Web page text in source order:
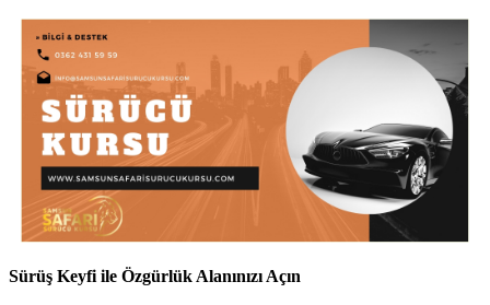
Sürüş Keyfi ile Özgürlük Alanınızı Açın